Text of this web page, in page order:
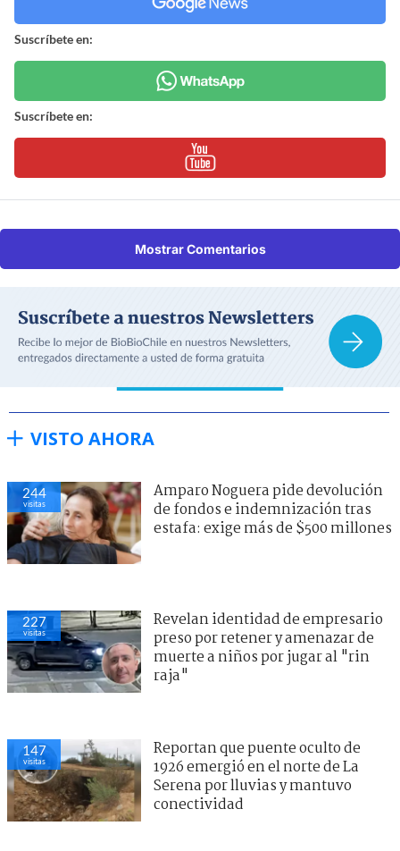
Suscríbete en:
Suscríbete en:
Mostrar Comentarios
VISTO AHORA
244
visitas
Amparo Noguera pide devolución
de fondos e indemnización tras
estafa: exige más de $500 millones
227
visitas
Revelan identidad de empresario
preso por retener y amenazar de
muerte a niños por jugar al "rin
raja"
147
visitas
Reportan que puente oculto de
1926 emergió en el norte de La
Serena por lluvias y mantuvo
conectividad